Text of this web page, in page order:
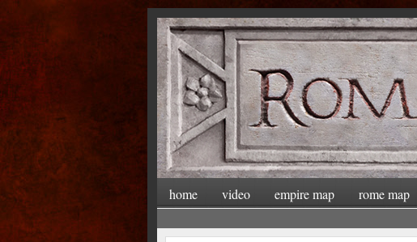
home video empire map rome map